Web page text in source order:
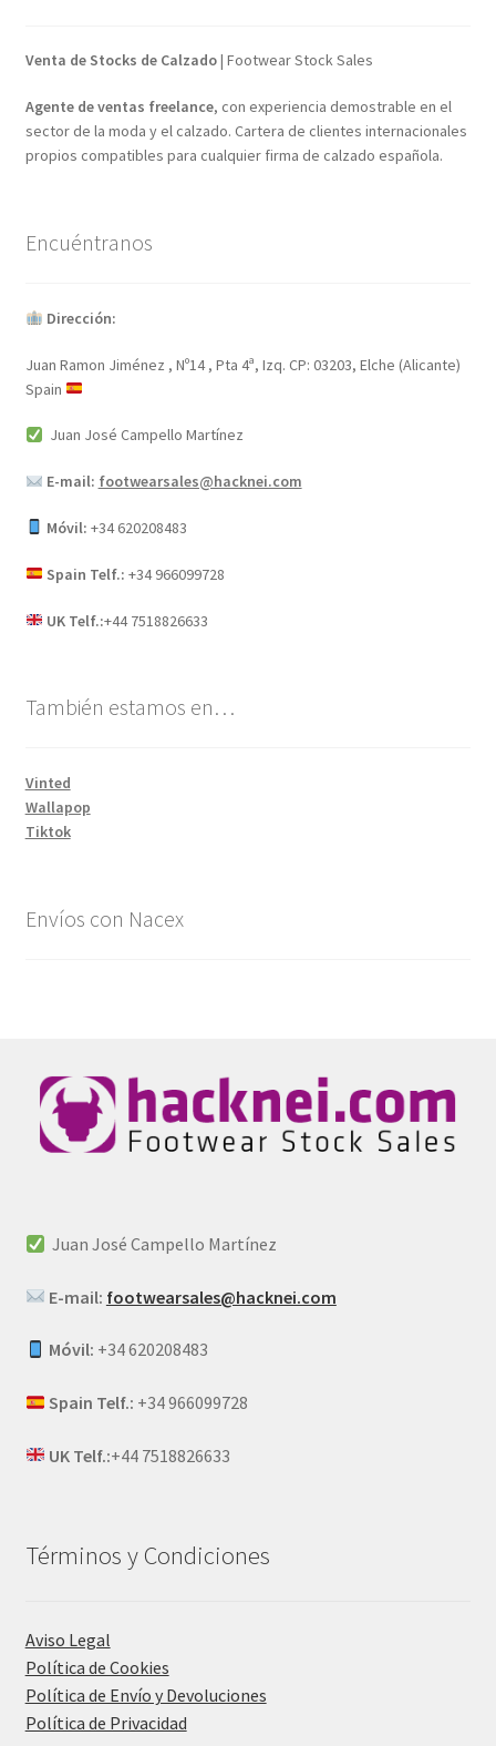
Venta de Stocks de Calzado| Footwear Stock Sales
Agente de ventas freelance, con experiencia demostrable en el
sector de la moda y el calzado. Cartera de clientes internacionales
propios compatibles para cualquier firma de calzado española.
Encuéntranos
Dirección:
Juan Ramon Jiménez , Nº14 , Pta 4ª, Izq. CP: 03203, Elche (Alicante)
Spain
Juan José Campello Martínez
E-mail: footwearsales@hacknei.com
Móvil: +34 620208483
Spain Telf.: +34 966099728
UK Telf.:+44 7518826633
También estamos en…
Vinted
Wallapop
Tiktok
Envíos con Nacex
Juan José Campello Martínez
E-mail: footwearsales@hacknei.com
Móvil: +34 620208483
Spain Telf.: +34 966099728
UK Telf.:+44 7518826633
Términos y Condiciones
Aviso Legal
Política de Cookies
Política de Envío y Devoluciones
Política de Privacidad